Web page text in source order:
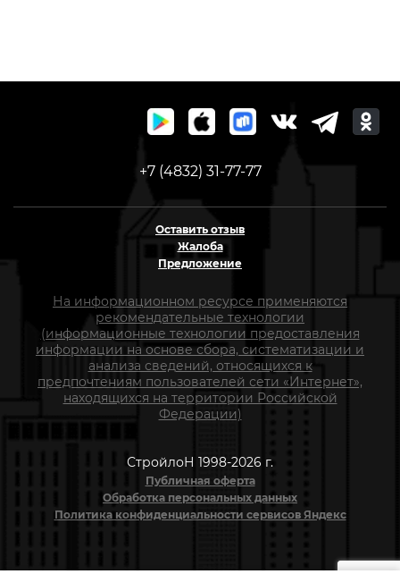
+7 (4832) 31-77-77
Оставить отзыв
Жалоба
Предложение
На информационном ресурсе применяются
рекомендательные технологии
(информационные технологии предоставления
информации на основе сбора, систематизации и
анализа сведений, относящихся к
предпочтениям пользователей сети «Интернет»,
находящихся на территории Российской
Федерации)
СтройлоН 1998-2026 г.
Публичная оферта
Обработка персональных данных
Политика конфиденциальности сервисов Яндекс